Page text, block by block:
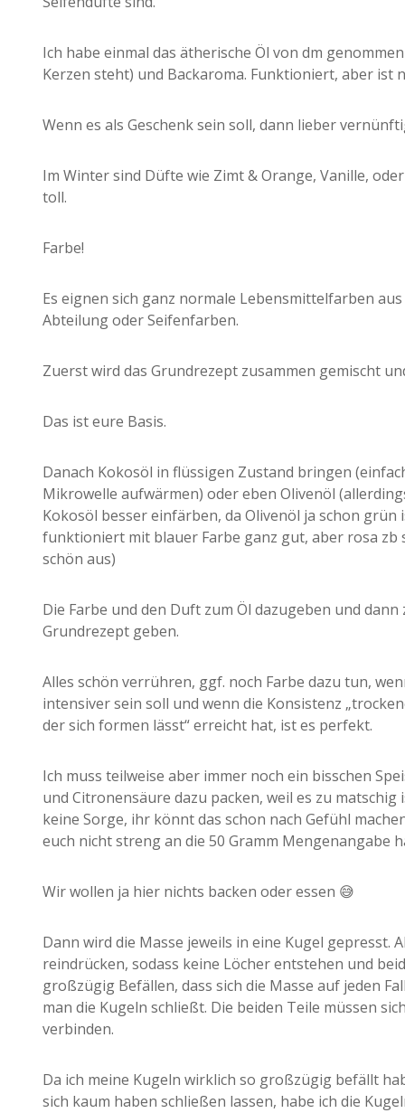
Ich habe einmal das ätherische Öl von dm
Kerzen steht) und Backaroma. Funktioniert, aber ist
Wenn es als Geschenk sein soll, dann lieber
Im Winter sind Düfte wie Zimt & Orange, Vanille,
toll.
Farbe!
Es eignen sich ganz normale Lebensmittelfarben
Abteilung oder Seifenfarben.
Zuerst wird das Grundrezept zusammen gemischt
Das ist eure Basis.
Danach Kokosöl in flüssigen Zustand bringen
Mikrowelle aufwärmen) oder eben Olivenöl
Kokosöl besser einfärben, da Olivenöl ja schon grün
funktioniert mit blauer Farbe ganz gut, aber rosa zb
schön aus)
Die Farbe und den Duft zum Öl dazugeben und dann
Grundrezept geben.
Alles schön verrühren, ggf. noch Farbe dazu tun,
intensiver sein soll und wenn die Konsistenz
der sich formen lässt“ erreicht hat, ist es perfekt.
Ich muss teilweise aber immer noch ein bisschen
und Citronensäure dazu packen, weil es zu matschig
keine Sorge, ihr könnt das schon nach Gefühl
euch nicht streng an die 50 Gramm Mengenangabe
Wir wollen ja hier nichts backen oder essen 😅
Dann wird die Masse jeweils in eine Kugel gepresst.
reindrücken, sodass keine Löcher entstehen und
großzügig Befällen, dass sich die Masse auf jeden
man die Kugeln schließt. Die beiden Teile müssen
verbinden.
Da ich meine Kugeln wirklich so großzügig befällt
sich kaum haben schließen lassen, habe ich die